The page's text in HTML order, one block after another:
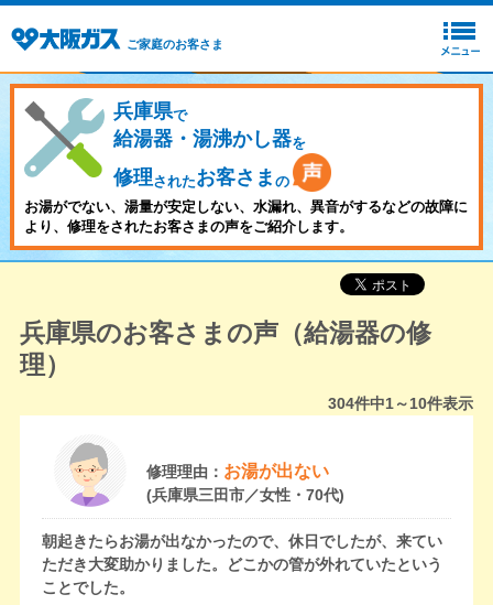
ご家庭のお客さま
兵庫県で
給湯器・湯沸かし器を
修理されたお客さま の
お湯がでない、湯量が安定しない、水漏れ、異音がするなどの故障に
より、修理をされたお客さまの声をご紹介します。
兵庫県のお客さまの声（給湯器の修
理）
304件中1～10件表示
修理理由： お湯が出ない
(兵庫県三田市／女性・70代)
朝起きたらお湯が出なかったので、休日でしたが、来てい
ただき大変助かりました。どこかの管が外れていたという
ことでした。